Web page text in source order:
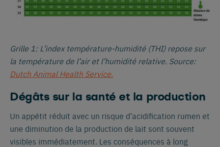
Grille 1: L’index température-humidité (THI) repose sur
la température de l’air et l’humidité relative. Source:
Dutch Animal Health Service.
Dégâts sur la santé et la production
Un appétit réduit avec un risque d’acidification rumen et
une diminution de la production de lait sont souvent
visibles immédiatement. Les conséquences à long